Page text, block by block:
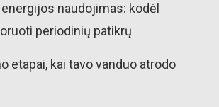
naudojimas: kodėl
periodinių patikrų
etapai, kai tavo vanduo atrodo